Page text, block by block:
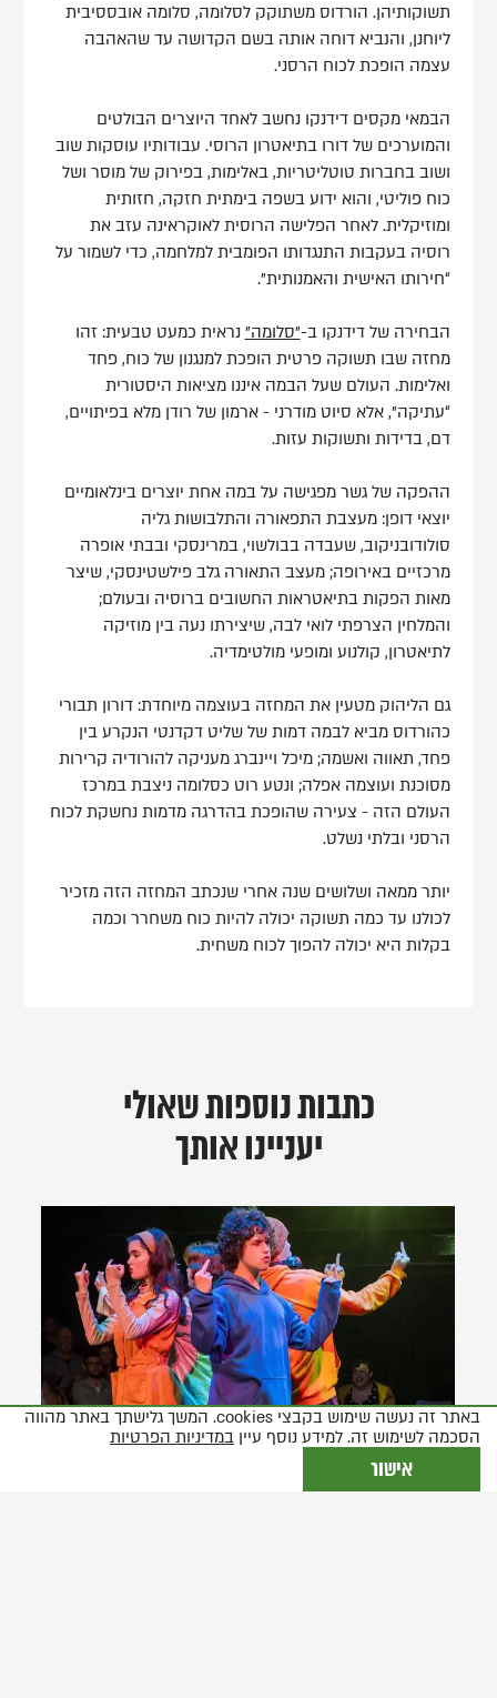
תשוקותיהן. הורדוס משתוקק לסלומה, סלומה אובססיבית
ליוחנן, והנביא דוחה אותה בשם הקדושה עד שהאהבה
עצמה הופכת לכוח הרסני.
הבמאי מקסים דידנקו נחשב לאחד היוצרים הבולטים
והמוערכים של דורו בתיאטרון הרוסי. עבודותיו עוסקות שוב
ושוב בחברות טוטליטריות, באלימות, בפירוק של מוסר ושל
כוח פוליטי, והוא ידוע בשפה בימתית חזקה, חזותית
ומוזיקלית. לאחר הפלישה הרוסית לאוקראינה עזב את
רוסיה בעקבות התנגדותו הפומבית למלחמה, כדי לשמור על
“חירותו האישית והאמנותית".
הבחירה של דידנקו ב-"סלומה" נראית כמעט טבעית: זהו
מחזה שבו תשוקה פרטית הופכת למנגנון של כוח, פחד
ואלימות. העולם שעל הבמה איננו מציאות היסטורית
“עתיקה”, אלא סיוט מודרני - ארמון של רודן מלא בפיתויים,
דם, בדידות ותשוקות עזות.
ההפקה של גשר מפגישה על במה אחת יוצרים בינלאומיים
יוצאי דופן: מעצבת התפאורה והתלבושות גליה
סולודובניקוב, שעבדה בבולשוי, במרינסקי ובבתי אופרה
מרכזיים באירופה; מעצב התאורה גלב פילשטינסקי, שיצר
מאות הפקות בתיאטראות החשובים ברוסיה ובעולם;
והמלחין הצרפתי לואי לבה, שיצירתו נעה בין מוזיקה
לתיאטרון, קולנוע ומופעי מולטימדיה.
גם הליהוק מטעין את המחזה בעוצמה מיוחדת: דורון תבורי
כהורדוס מביא לבמה דמות של שליט דקדנטי הנקרע בין
פחד, תאווה ואשמה; מיכל ויינברג מעניקה להורודיה קרירות
מסוכנת ועוצמה אפלה; ונטע רוט כסלומה ניצבת במרכז
העולם הזה - צעירה שהופכת בהדרגה מדמות נחשקת לכוח
הרסני ובלתי נשלט.
יותר ממאה ושלושים שנה אחרי שנכתב המחזה הזה מזכיר
לכולנו עד כמה תשוקה יכולה להיות כוח משחרר וכמה
בקלות היא יכולה להפוך לכוח משחית.
כתבות נוספות שאולי
יעניינו אותך
באתר זה נעשה שימוש בקבצי cookies. המשך גלישתך באתר מהווה
הסכמה לשימוש זה. למידע נוסף עיין במדיניות הפרטיות
אישור